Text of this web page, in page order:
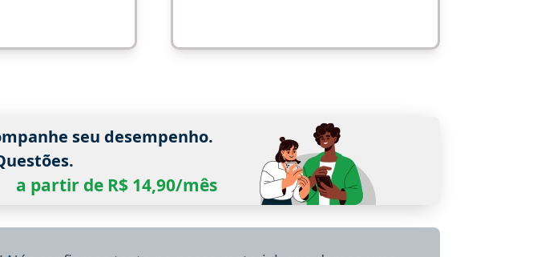
seu desempenho.
a partir de R$ 14,90/mês